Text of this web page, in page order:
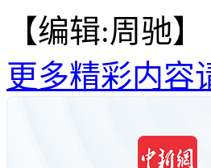
【编辑:周驰】
更多精彩内容